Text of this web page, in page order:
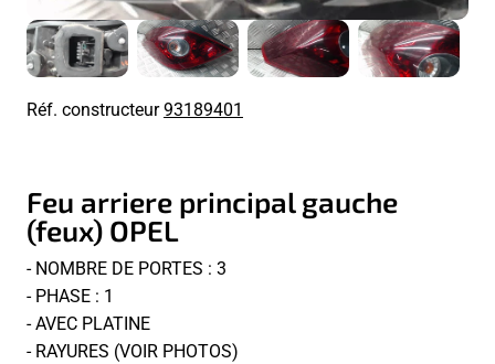
Réf. constructeur93189401
Feu arriere principal gauche
(feux) OPEL
- NOMBRE DE PORTES : 3
- PHASE : 1
- AVEC PLATINE
- RAYURES (VOIR PHOTOS)